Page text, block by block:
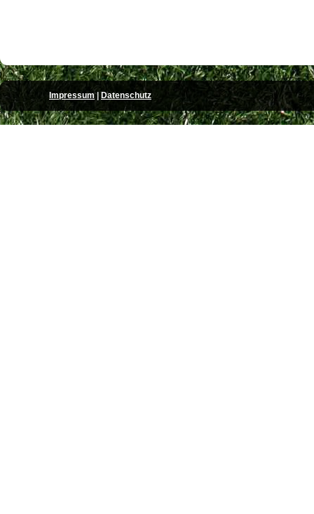
Impressum| Datenschutz